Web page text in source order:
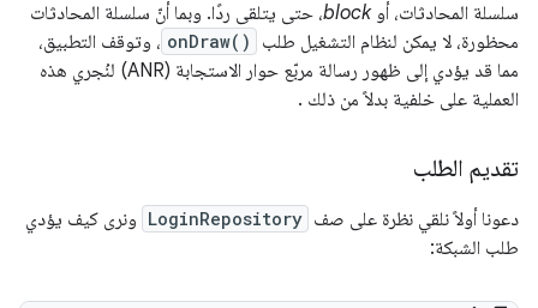
سلسلة المحادثات، أوblock، حتى يتلقى ردًا. وبما أنّ سلسلة المحادثات
محظورة، لا يمكن لنظام التشغيل طلب
onDraw() ، وتوقف التطبيق،
مما قد يؤدي إلى ظهور رسالة مربّع حوار الاستجابة (ANR) لنُجري هذه
العملية على خلفية بدلاً من ذلك .
تقديم الطلب
دعونا أولاً نلقي نظرة على صف LoginRepository ونرى كيف يؤدي
طلب الشبكة: